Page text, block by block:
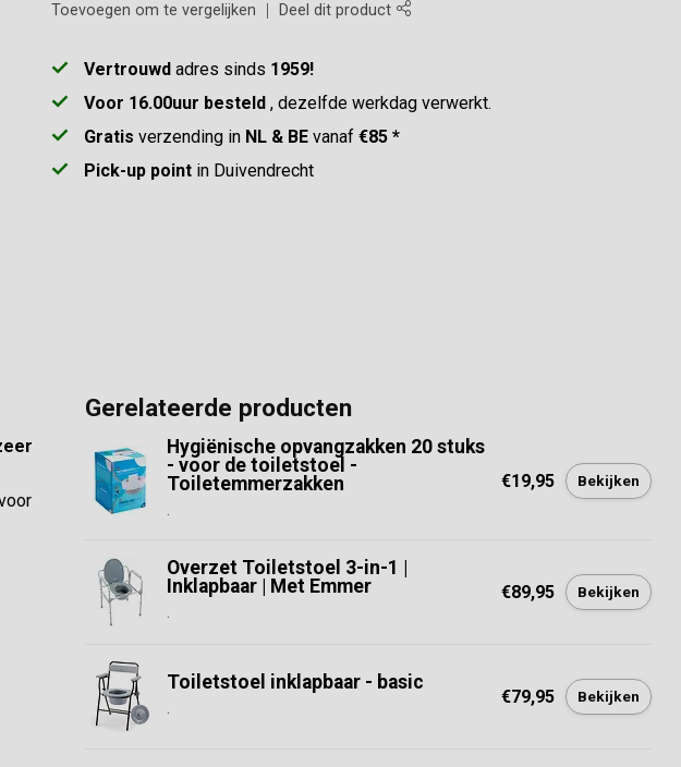
Toevoegen om te vergelijken Deel dit product
Vertrouwd adres sinds 1959!
Voor 16.00uur besteld, dezelfde werkdag verwerkt.
Gratis verzending in NL & BE vanaf€85 *
Pick-up point in Duivendrecht
Gerelateerde producten
Hygiënische opvangzakken 20 stuks
- voor de toiletstoel -
Toiletemmerzakken
.
€19,95 Bekijken
Overzet Toiletstoel 3-in-1 |
Inklapbaar | Met Emmer
.
€89,95 Bekijken
Toiletstoel inklapbaar - basic
.
€79,95 Bekijken